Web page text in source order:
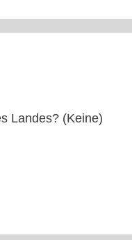
Landes? (Keine)